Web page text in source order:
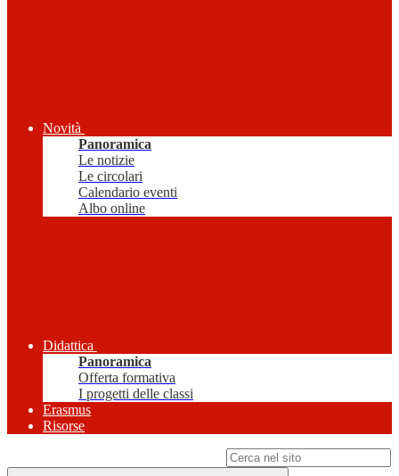
Novità
Panoramica
Le notizie
Le circolari
Calendario eventi
Albo online
Didattica
Panoramica
Offerta formativa
I progetti delle classi
Erasmus
Risorse